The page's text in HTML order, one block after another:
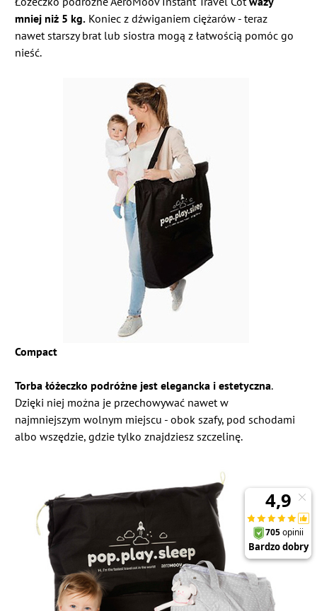
mniej niż 5 kg. Koniec z dźwiganiem ciężarów - teraz
nawet starszy brat lub siostra mogą z łatwością pomóc go
nieść.
Compact
Torba łóżeczko podróżne jest elegancka i estetyczna.
Dzięki niej można je przechowywać nawet w
najmniejszym wolnym miejscu - obok szafy, pod schodami
albo wszędzie, gdzie tylko znajdziesz szczelinę.